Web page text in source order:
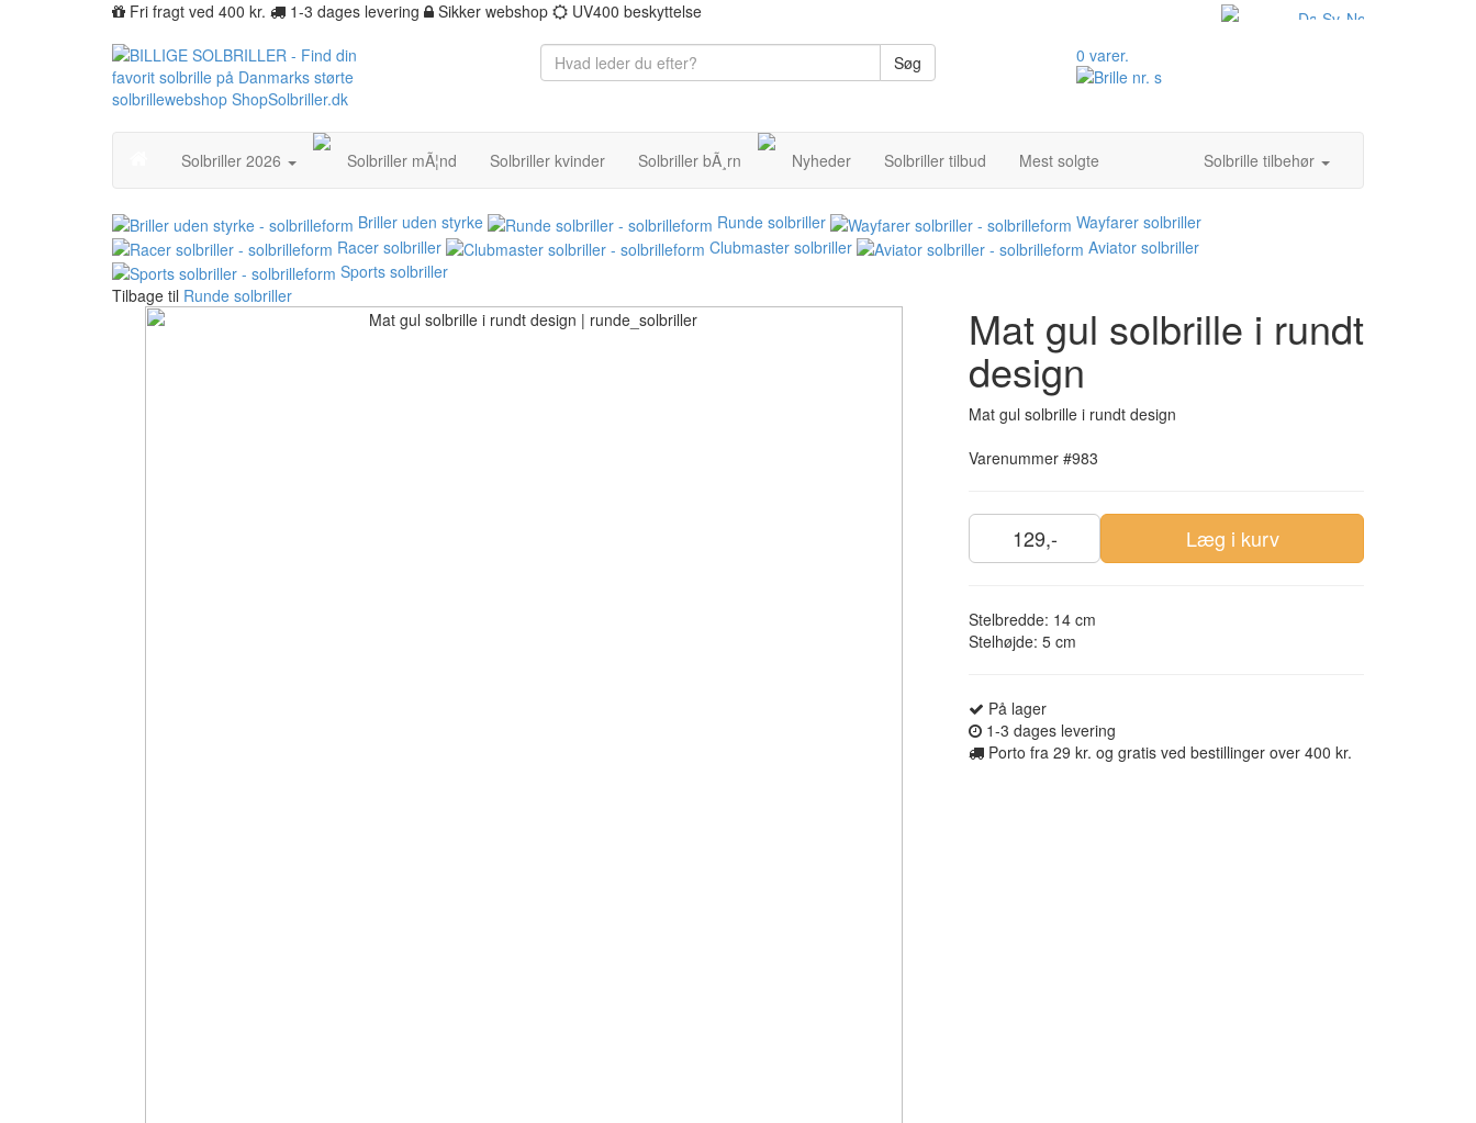
Fri fragt ved 400 kr. 1-3 dages levering Sikker webshop UV400 beskyttelse
Søg 0 varer.
Solbriller 2026 Solbriller mÃ¦nd Solbriller kvinder Solbriller bÃ¸rn Nyheder Solbriller tilbud Mest solgte Solbrille tilbehør
Briller uden styrke Runde solbriller
Wayfarer solbriller
Racer solbriller
Clubmaster solbriller
Aviator solbriller
Sports solbriller
Tilbage til Runde solbriller
Mat gul solbrille i rundt
design
Mat gul solbrille i rundt design
Varenummer #983
129,- Læg i kurv
Stelbredde: 14 cm
Stelhøjde: 5 cm
På lager
1-3 dages levering
Porto fra 29 kr. og gratis ved bestillinger over 400 kr.